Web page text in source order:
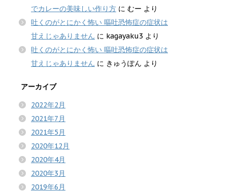
でカレーの美味しい作り方 に むー より
吐くのがとにかく怖い 嘔吐恐怖症の症状は
甘えじゃありません に kagayaku3 より
吐くのがとにかく怖い 嘔吐恐怖症の症状は
甘えじゃありません に きゅうぽん より
アーカイブ
2022年2月
2021年7月
2021年5月
2020年12月
2020年4月
2020年3月
2019年6月